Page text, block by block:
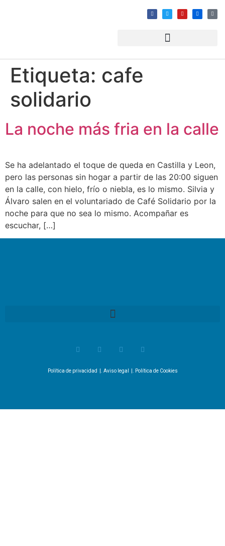
Etiqueta: cafe
solidario
La noche más fria en la calle
Se ha adelantado el toque de queda en Castilla y Leon,
pero las personas sin hogar a partir de las 20:00 siguen
en la calle, con hielo, frío o niebla, es lo mismo. Silvia y
Álvaro salen en el voluntariado de Café Solidario por la
noche para que no sea lo mismo. Acompañar es
escuchar, […]
Política de privacidad |. Aviso legal |. Política de Cookies